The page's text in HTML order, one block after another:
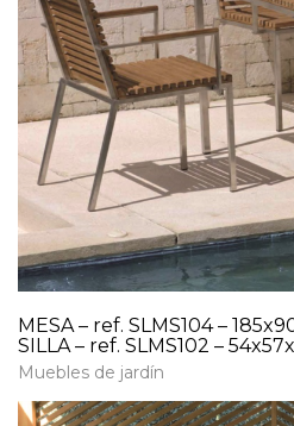
MESA – ref. SLMS104 –
SILLA – ref. SLMS102 –
Muebles de jardín